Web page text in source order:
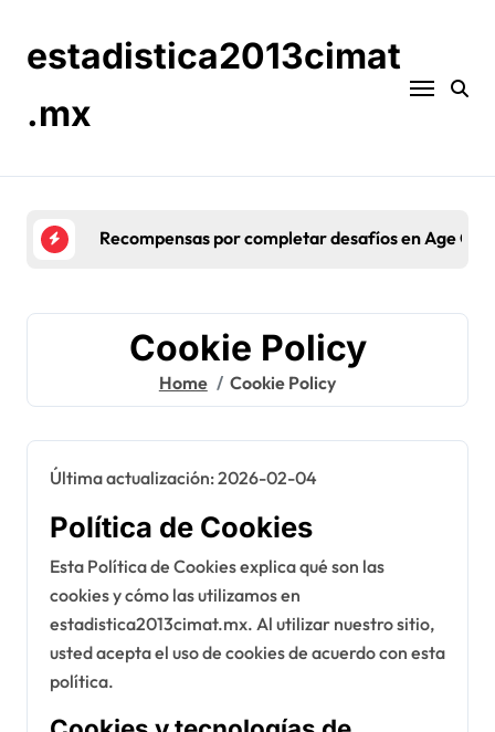
contentestadistica2013cimat
.mx
Cookie Policy
Home Cookie Policy
Última actualización: 2026-02-04
Política de Cookies
Esta Política de Cookies explica qué son las
cookies y cómo las utilizamos en
estadistica2013cimat.mx. Al utilizar nuestro sitio,
usted acepta el uso de cookies de acuerdo con esta
política.